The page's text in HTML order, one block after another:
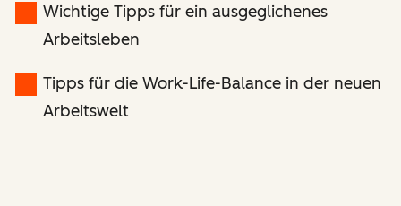
Wichtige Tipps für ein ausgeglichenes
Arbeitsleben
Tipps für die Work-Life-Balance in der neuen
Arbeitswelt